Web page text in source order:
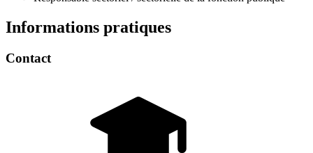
Informations pratiques
Contact